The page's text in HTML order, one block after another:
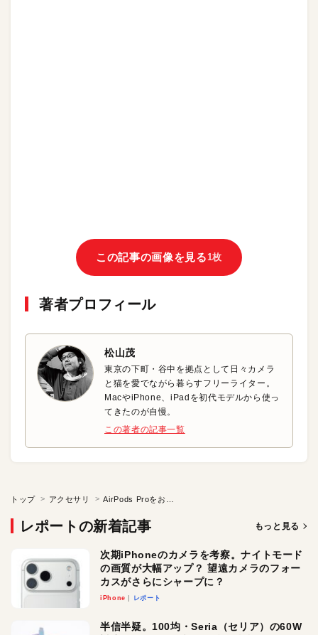
この記事の画像を見る 1枚
著者プロフィール
松山茂
東京の下町・谷中を拠点として日々カメラ
と猫を愛でながら暮らすフリーライター。
MacやiPhone、iPadを初代モデルから使っ
てきたのが自慢。
この著者の記事一覧
トップ アクセサリ
レポートの新着記事 もっと見る
次期iPhoneのカメラを考察。ナイトモード
の画質が大幅アップ？ 望遠カメラのフォー
カスがさらにシャープに？
iPhone レポート
半信半疑。100均・Seria（セリア）の60W